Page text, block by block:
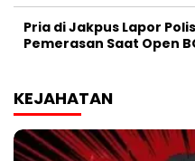
Pria di Jakpus Lapor
Pemerasan Saat Open
KEJAHATAN